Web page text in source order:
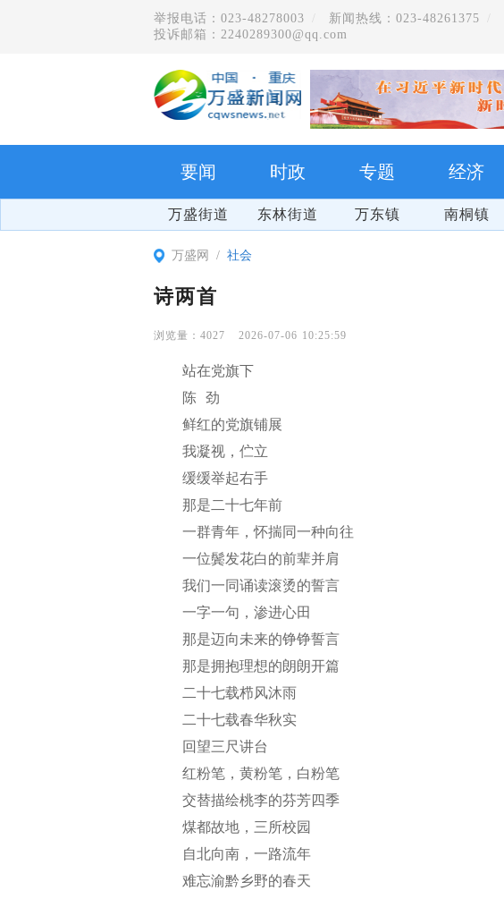
举报电话：023-48278003 新闻热线：023-48261375
投诉邮箱：2240289300@qq.com
要闻 时政 专题 经济
万盛街道 东林街道 万东镇 南桐镇
万盛网 社会
诗两首
4027 2026-07-06 10:25:59
站在党旗下
陈 劲
鲜红的党旗铺展
我凝视，伫立
缓缓举起右手
那是二十七年前
一群青年，怀揣同一种向往
一位鬓发花白的前辈并肩
我们一同诵读滚烫的誓言
一字一句，渗进心田
那是迈向未来的铮铮誓言
那是拥抱理想的朗朗开篇
二十七载栉风沐雨
二十七载春华秋实
回望三尺讲台
红粉笔，黄粉笔，白粉笔
交替描绘桃李的芬芳四季
煤都故地，三所校园
自北向南，一路流年
难忘渝黔乡野的春天